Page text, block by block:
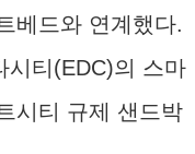
베드와 연계했다.
티(EDC)의 스마
시티 규제 샌드박